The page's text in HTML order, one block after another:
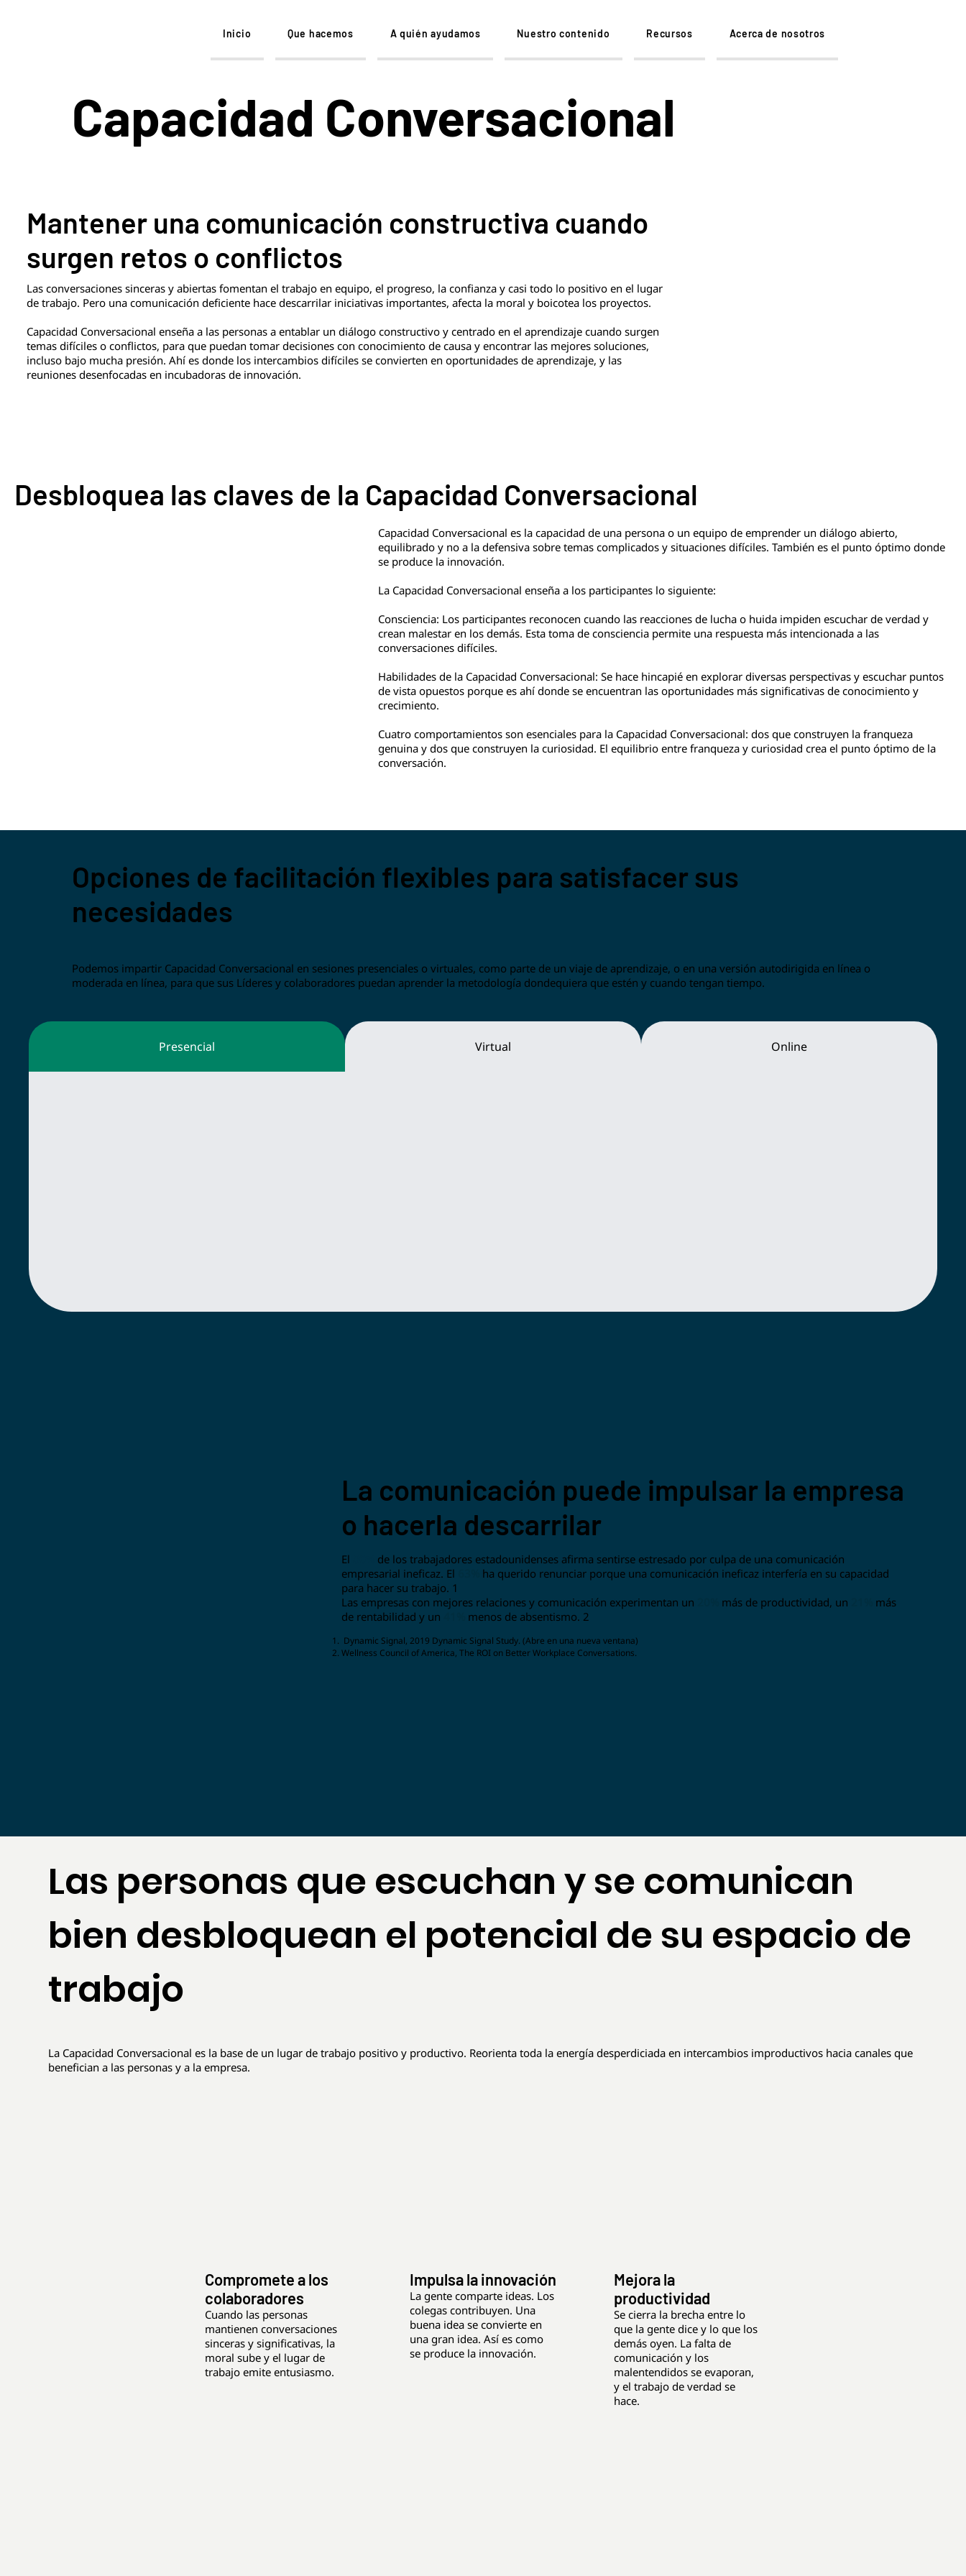
Inicio Que hacemos A quién ayudamos Nuestro contenido Recursos Acerca de nosotros
Capacidad Conversacional
Mantener una comunicación constructiva cuando
surgen retos o conflictos
Las conversaciones sinceras y abiertas fomentan el trabajo en equipo, el progreso, la confianza y casi todo lo positivo en el lugar
de trabajo. Pero una comunicación deficiente hace descarrilar iniciativas importantes, afecta la moral y boicotea los proyectos.
Capacidad Conversacional enseña a las personas a entablar un diálogo constructivo y centrado en el aprendizaje cuando surgen
temas difíciles o conflictos, para que puedan tomar decisiones con conocimiento de causa y encontrar las mejores soluciones,
incluso bajo mucha presión. Ahí es donde los intercambios difíciles se convierten en oportunidades de aprendizaje, y las
reuniones desenfocadas en incubadoras de innovación.
Desbloquea las claves de la Capacidad Conversacional
Capacidad Conversacional es la capacidad de una persona o un equipo de emprender un diálogo abierto,
equilibrado y no a la defensiva sobre temas complicados y situaciones difíciles. También es el punto óptimo donde
se produce la innovación.
La Capacidad Conversacional enseña a los participantes lo siguiente:
Consciencia: Los participantes reconocen cuando las reacciones de lucha o huida impiden escuchar de verdad y
crean malestar en los demás. Esta toma de consciencia permite una respuesta más intencionada a las
conversaciones difíciles.
Habilidades de la Capacidad Conversacional: Se hace hincapié en explorar diversas perspectivas y escuchar puntos
de vista opuestos porque es ahí donde se encuentran las oportunidades más significativas de conocimiento y
crecimiento.
Cuatro comportamientos son esenciales para la Capacidad Conversacional: dos que construyen la franqueza
genuina y dos que construyen la curiosidad. El equilibrio entre franqueza y curiosidad crea el punto óptimo de la
conversación.
Presencial Virtual Online
Opciones de facilitación flexibles para satisfacer sus
necesidades
Podemos impartir Capacidad Conversacional en sesiones presenciales o virtuales, como parte de un viaje de aprendizaje, o en una versión autodirigida en línea o
moderada en línea, para que sus Líderes y colaboradores puedan aprender la metodología dondequiera que estén y cuando tengan tiempo.
La comunicación puede impulsar la empresa
o hacerla descarrilar
El
de los trabajadores estadounidenses afirma sentirse estresado por culpa de una comunicación
empresarial ineficaz. El
ha querido renunciar porque una comunicación ineficaz interfería en su capacidad
para hacer su trabajo. 1
Las empresas con mejores relaciones y comunicación experimentan un
más de productividad, un
más
de rentabilidad y un
menos de absentismo. 2
Dynamic Signal, 2019 Dynamic Signal Study. (Abre en una nueva ventana)
Wellness Council of America, The ROI on Better Workplace Conversations.
Compromete a los
colaboradores
Cuando las personas
mantienen conversaciones
sinceras y significativas, la
moral sube y el lugar de
trabajo emite entusiasmo.
Impulsa la innovación
La gente comparte ideas. Los
colegas contribuyen. Una
buena idea se convierte en
una gran idea. Así es como
se produce la innovación.
Mejora la
productividad
Se cierra la brecha entre lo
que la gente dice y lo que los
demás oyen. La falta de
comunicación y los
malentendidos se evaporan,
y el trabajo de verdad se
hace.
Las personas que escuchan y se comunican
bien desbloquean el potencial de su espacio de
trabajo
La Capacidad Conversacional es la base de un lugar de trabajo positivo y productivo. Reorienta toda la energía desperdiciada en intercambios improductivos hacia canales que
benefician a las personas y a la empresa.